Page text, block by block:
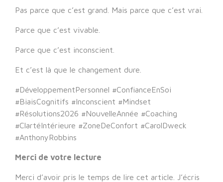
Pas parce que c’est grand. Mais parce que c’est vrai.
Parce que c’est vivable.
Parce que c’est inconscient.
Et c’est là que le changement dure.
#DéveloppementPersonnel #ConfianceEnSoi
#BiaisCognitifs #Inconscient #Mindset
#Résolutions2026 #NouvelleAnnée #Coaching
#ClartéIntérieure #ZoneDeConfort #CarolDweck
#AnthonyRobbins
Merci de votre lecture
Merci d’avoir pris le temps de lire cet article. J’écris